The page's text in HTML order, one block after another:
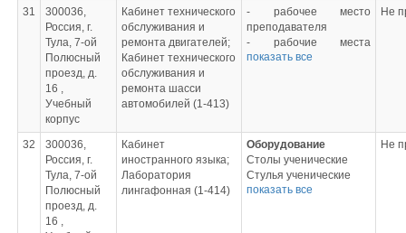
Стенд «Соединённое
Королевство
Великобритании и
Северной Ирландии»
Мини-стенд
«Грамматика»
Мини-стенд
«Календарь»
Карты стран
31
300036,
Россия, г.
Тула, 7-ой
Полюсный
проезд, д.
16 ,
Учебный
корпус
Кабинет технического
обслуживания и
ремонта двигателей;
Кабинет технического
обслуживания и
ремонта шасси
автомобилей (1-413)
- рабочее место
преподавателя
- рабочие места
обучающихся
двигателем
- наборы слесарных
инструментов
- набор контрольно-
измерительного
показать все
Не
32
300036,
Россия, г.
Тула, 7-ой
Полюсный
проезд, д.
16 ,
Кабинет
иностранного языка;
Лаборатория
лингафонная (1-414)
Оборудование
Столы ученические
Стулья ученические
Стол
показать все
Не